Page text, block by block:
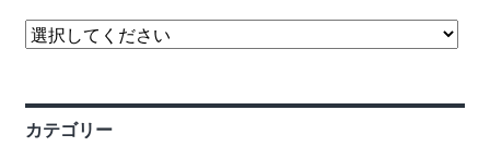
カテゴリー